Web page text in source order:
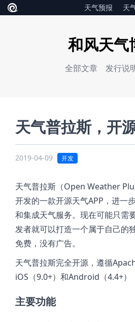
天气预报 天
和风天气
全部文章 发行说
天气普拉斯，开
2019-04-09 开发
天气普拉斯（Open Weather
开发的一款开源天气APP，进一
和集成天气服务。现在可能只需
发者就可以打造一个属于自己的
免费，没有广告。
天气普拉斯完全开源，遵循
iOS（9.0+）和Android（4.4+）
主要功能